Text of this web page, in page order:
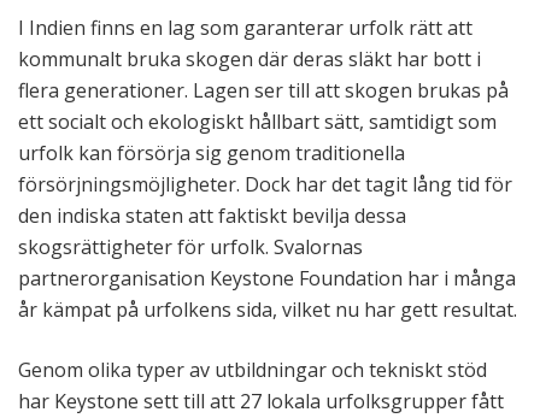
I Indien finns en lag som garanterar urfolk rätt att
kommunalt bruka skogen där deras släkt har bott i
flera generationer. Lagen ser till att skogen brukas på
ett socialt och ekologiskt hållbart sätt, samtidigt som
urfolk kan försörja sig genom traditionella
försörjningsmöjligheter. Dock har det tagit lång tid för
den indiska staten att faktiskt bevilja dessa
skogsrättigheter för urfolk. Svalornas
partnerorganisation Keystone Foundation har i många
år kämpat på urfolkens sida, vilket nu har gett resultat.
Genom olika typer av utbildningar och tekniskt stöd
har Keystone sett till att 27 lokala urfolksgrupper fått